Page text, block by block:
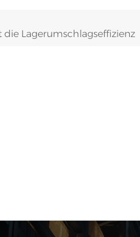
die Lagerumschlagseffizienz